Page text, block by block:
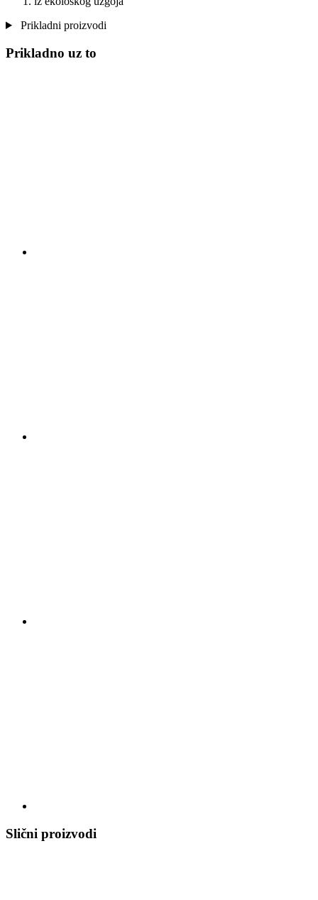
Prikladni proizvodi
Prikladno uz to
Slični proizvodi